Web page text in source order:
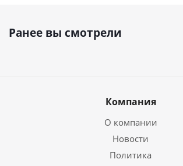
Ранее вы смотрели
Компания
О компании
Новости
Политика